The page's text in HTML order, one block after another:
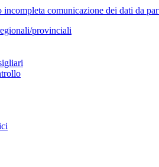
incompleta comunicazione dei dati da
provinciali